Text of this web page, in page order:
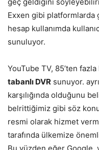
Exxen gibi platformlarda
hesap kullanımda
sunuluyor.
YouTube TV, 85’ten
tabanlı DVR sunuyor.
karşılığında olduğunu
belrittiğimiz gibi söz
resmi olarak hizmet
tarafında ülkemize